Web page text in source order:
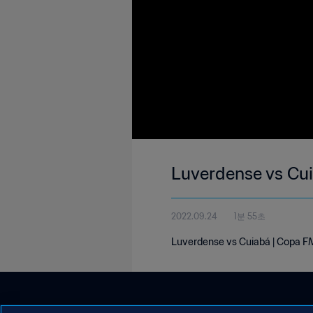
Luverdense vs
2022.09.24 1분 55초
Luverdense vs Cuiabá | Copa